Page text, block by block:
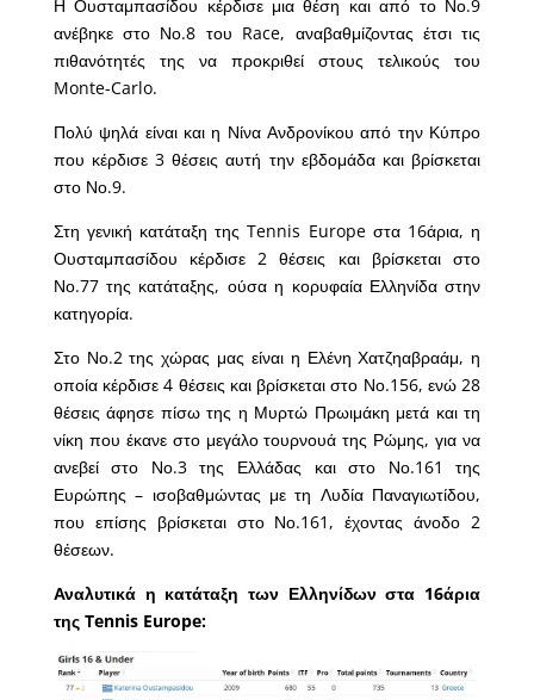
Η Ουσταμπασίδου κέρδισε μια θέση και από το Νο.9
ανέβηκε στο Νο.8 του Race, αναβαθμίζοντας έτσι τις
πιθανότητές της να προκριθεί στους τελικούς του
Monte-Carlo.
Πολύ ψηλά είναι και η Νίνα Ανδρονίκου από την Κύπρο
που κέρδισε 3 θέσεις αυτή την εβδομάδα και βρίσκεται
στο Νο.9.
Στη γενική κατάταξη της Tennis Europe στα 16άρια, η
Ουσταμπασίδου κέρδισε 2 θέσεις και βρίσκεται στο
Νο.77 της κατάταξης, ούσα η κορυφαία Ελληνίδα στην
κατηγορία.
Στο Νο.2 της χώρας μας είναι η Ελένη Χατζηαβραάμ, η
οποία κέρδισε 4 θέσεις και βρίσκεται στο Νο.156, ενώ 28
θέσεις άφησε πίσω της η Μυρτώ Πρωιμάκη μετά και τη
νίκη που έκανε στο μεγάλο τουρνουά της Ρώμης, για να
ανεβεί στο Νο.3 της Ελλάδας και στο Νο.161 της
Ευρώπης – ισοβαθμώντας με τη Λυδία Παναγιωτίδου,
που επίσης βρίσκεται στο Νο.161, έχοντας άνοδο 2
θέσεων.
Αναλυτικά η κατάταξη των Ελληνίδων στα 16άρια
της Tennis Europe: